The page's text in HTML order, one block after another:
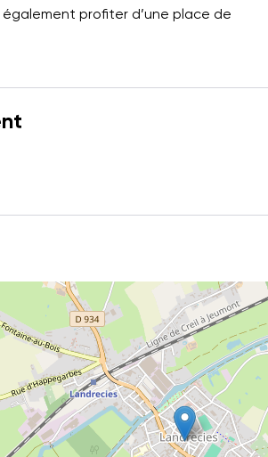
profiter d’une place de